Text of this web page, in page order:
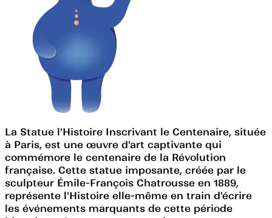
La Statue l'Histoire Inscrivant le Centenaire, située
à Paris, est une œuvre d'art captivante qui
commémore le centenaire de la Révolution
française. Cette statue imposante, créée par le
sculpteur Émile-François Chatrousse en 1889,
représente l'Histoire elle-même en train d'écrire
les événements marquants de cette période